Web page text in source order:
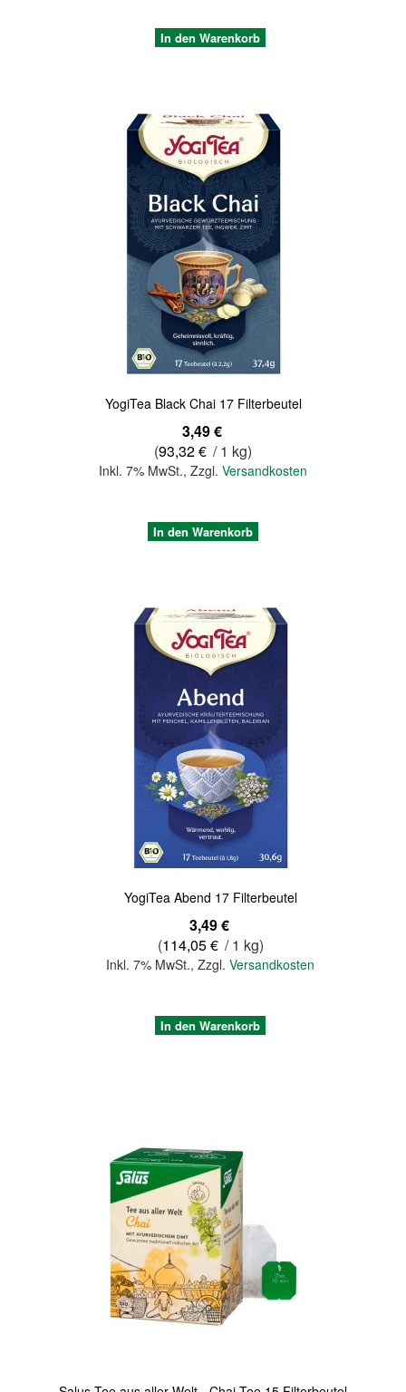
In den Warenkorb
YogiTea Black Chai 17 Filterbeutel
3,49 €
(93,32 € / 1 kg)
Inkl. 7% MwSt., Zzgl. Versandkosten
In den Warenkorb
YogiTea Abend 17 Filterbeutel
3,49 €
(114,05 € / 1 kg)
Inkl. 7% MwSt.,Zzgl.Versandkosten
In den Warenkorb